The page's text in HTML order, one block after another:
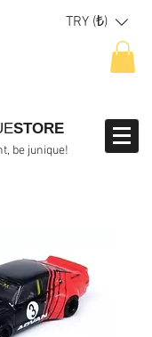
TRY (₺)
STORE
be junique!